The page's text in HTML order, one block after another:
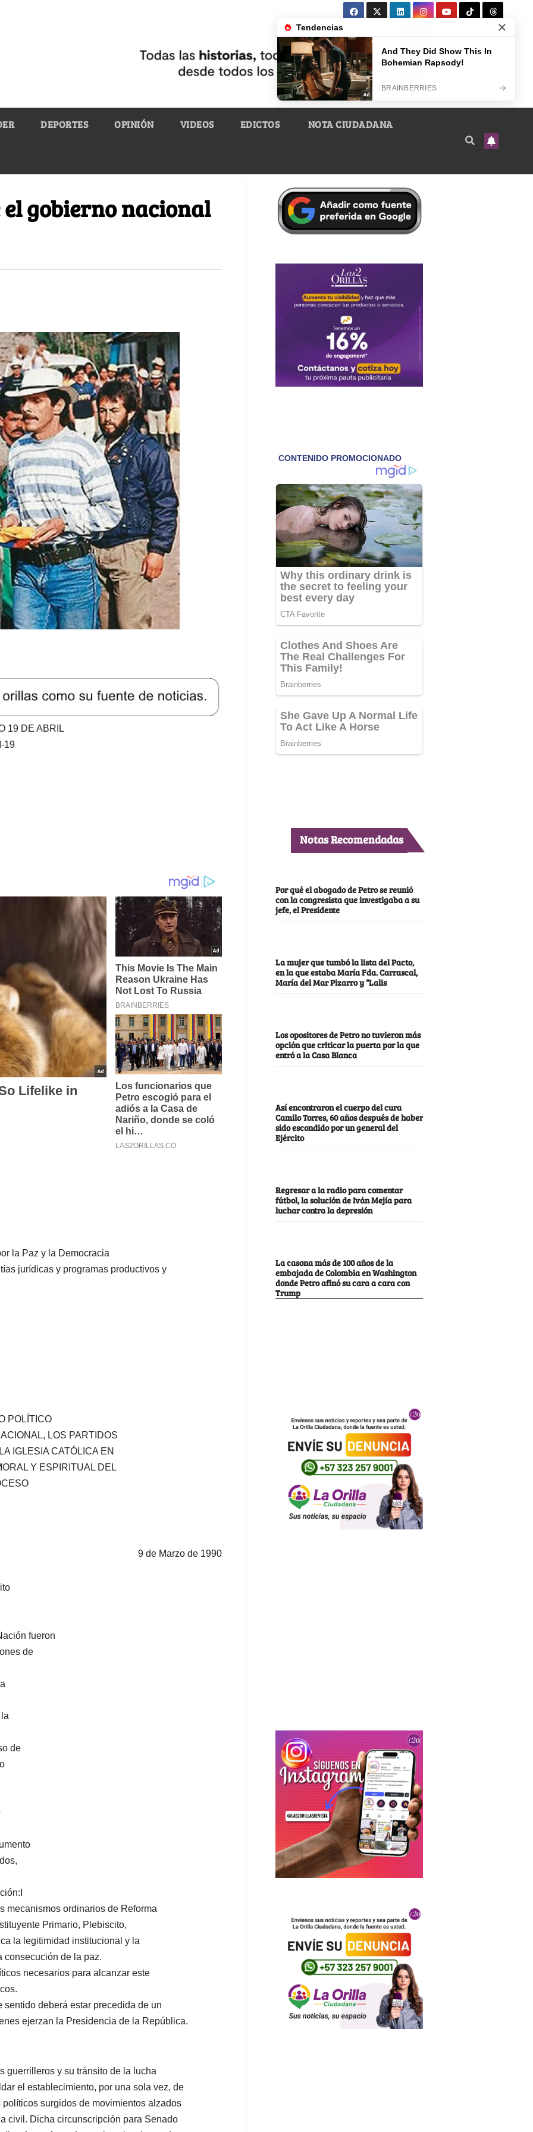
DEPORTES OPINIÓN VIDEOS EDICTOS NOTA CIUDADANA
gobierno nacional
19 DE ABRIL
19
la Paz y la Democracia
jurídicas y programas productivos y
POLÍTICO
LOS PARTIDOS
IGLESIA CATÓLICA EN
Y ESPIRITUAL DEL
9 de Marzo de 1990
fueron
de
de
mecanismos ordinarios de Reforma
Primario, Plebiscito,
la legitimidad institucional y la
consecución de la paz.
necesarios para alcanzar este
deberá estar precedida de un
ejerzan la Presidencia de la República.
guerrilleros y su tránsito de la lucha
el establecimiento, por una sola vez, de
surgidos de movimientos alzados
civil. Dicha circunscripción para Senado
Notas Recomendadas
Por qué el abogado de Petro se reunió
con la congresista que investigaba a su
jefe, el Presidente
La mujer que tumbó la lista del Pacto,
en la que estaba María Fda. Carrascal,
María del Mar Pizarro y “Lalis
Los opositores de Petro no tuvieron más
opción que criticar la puerta por la que
entró a la Casa Blanca
Así encontraron el cuerpo del cura
Camilo Torres, 60 años después de haber
sido escondido por un general del
Ejército
Regresar a la radio para comentar
fútbol, la solución de Iván Mejía para
luchar contra la depresión
La casona más de 100 años de la
embajada de Colombia en Washington
donde Petro afinó su cara a cara con
Trump